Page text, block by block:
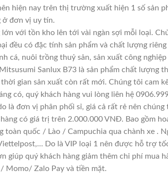
hiện nay trên thị trường xuất hiện 1 số sản
ở đơn vị uy tín.
với tồn kho lên tới vài ngàn sợi mỗi loại.
đều có đặc tính sản phẩm và chất lượng
cá, nuôi trồng thuỷ sản, sản xuất công
Sanlux B73 là sản phẩm chất lượng
gian sản xuất còn rất mới. Chúng tôi cam
có, quý khách hàng vui lòng liên hệ
là đơn vị phân phối sỉ, giá cả rất rẻ nên
có giá trị trên 2.000.000 VNĐ. Bao gồm
toàn quốc / Lào / Campuchia qua chành xe .
Do là VIP loại 1 nên được hỗ trợ
giúp quý khách hàng giảm thêm chi phí mua
Momo/ Zalo Pay và tiền mặt.